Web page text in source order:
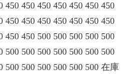
450 450 450 450 450 450 450
450 450 450 450 450 450 450
450 450 500 500 500 500 500
500 500 500 500 500 500 500
500 500 500 500 500 500 在庫